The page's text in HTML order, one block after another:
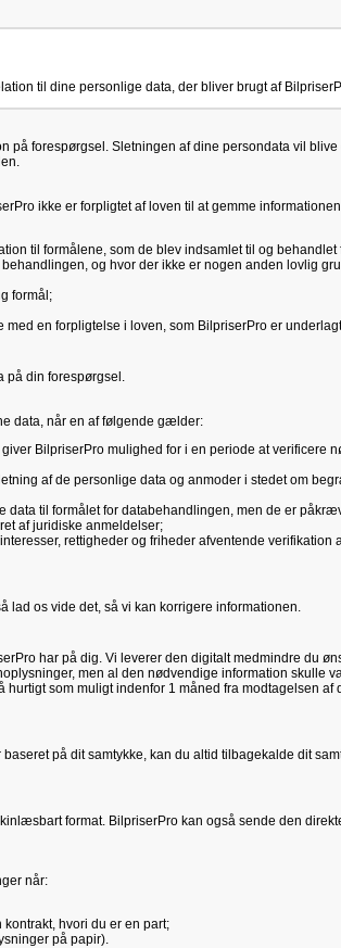
til dine personlige data, der bliver brugt af
på forespørgsel. Sletningen af dine persondata vil blive
ikke er forpligtet af loven til at gemme
til formålene, som de blev indsamlet til og behandlet
og hvor der ikke er nogen anden lovlig
formål;
en forpligtelse i loven, som BilpriserPro er
på din forespørgsel.
data, når en af følgende gælder:
BilpriserPro mulighed for i en periode at verificere
af de personlige data og anmoder i stedet om
til formålet for databehandlingen, men de er
af juridiske anmeldelser;
rettigheder og friheder afventende verifikation
lad os vide det, så vi kan korrigere informationen.
har på dig. Vi leverer den digitalt medmindre du
men al den nødvendige information skulle
som muligt indenfor 1 måned fra modtagelsen af
på dit samtykke, kan du altid tilbagekalde dit
format. BilpriserPro kan også sende den
når:
hvori du er en part;
på papir).